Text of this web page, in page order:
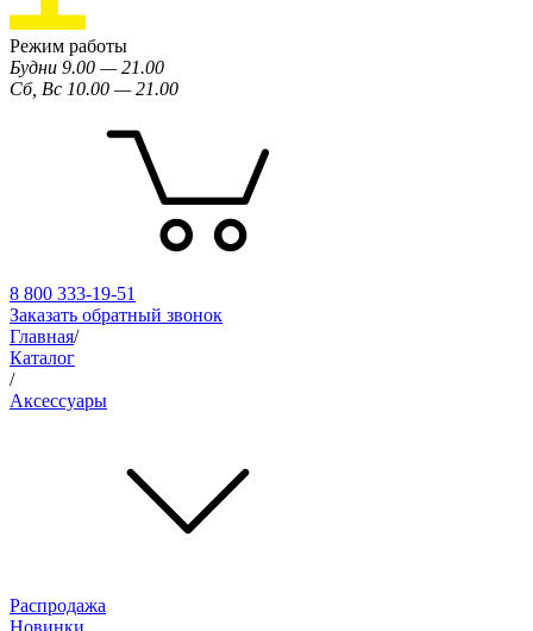
Режим работы
Будни 9.00 — 21.00
Сб, Вс 10.00 — 21.00
8 800 333-19-51
Заказать обратный звонок
Главная/
Каталог
/
Аксессуары
Распродажа
Новинки